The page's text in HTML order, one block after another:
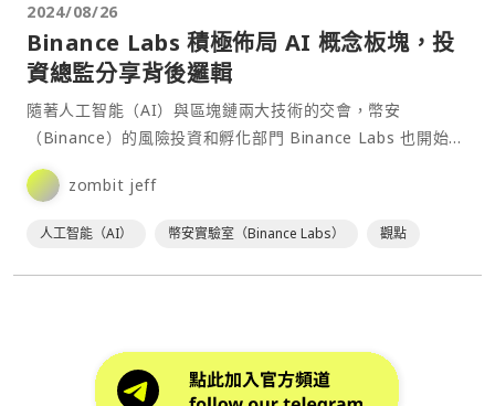
2024/08/26
Binance Labs 積極佈局 AI 概念板塊，投
資總監分享背後邏輯
隨著人工智能（AI）與區塊鏈兩大技術的交會，幣安
（Binance）的風險投資和孵化部門 Binance Labs 也開始投
資於專注人工智能（AI）板塊的新創公司。⋯
zombit jeff
人工智能（AI） 幣安實驗室（Binance Labs） 觀點